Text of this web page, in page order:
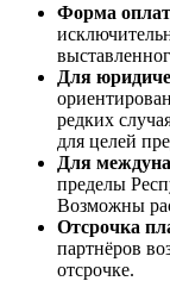
Форма
Для
редких
для целей
Для
пределы
Возможны
Отсрочка
партнёров
отсрочке.